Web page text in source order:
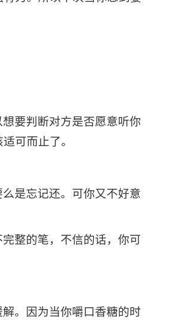
要判断对方是否愿意听你
可而止了。
是忘记还。可你又不好意
整的笔，不信的话，你可
。因为当你嚼口香糖的时